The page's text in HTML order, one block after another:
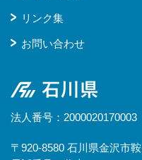
リンク集
お問い合わせ
石川県
法人番号：2000020170003
〒920-8580 石川県金沢市